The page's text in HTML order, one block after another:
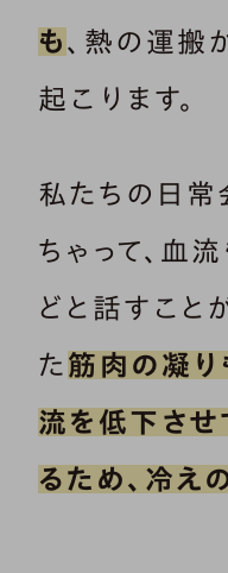
も 、熱の運搬
起こります。
私たちの日常
ちゃって、血
どと話すこと
た 筋肉の凝り
流を低下さ
るため、冷え